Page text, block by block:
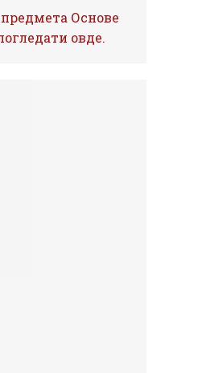
Основе
овде.